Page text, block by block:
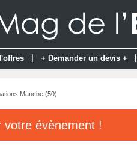
+ Demander un devis +
Manche (50)
votre évènement !